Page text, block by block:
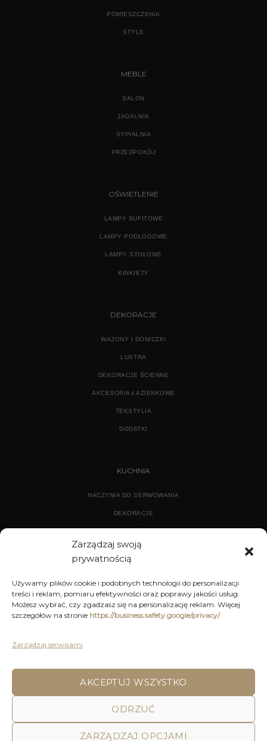
Zarządzaj swoją
prywatnością
Używamy plików cookie i podobnych technologii do personalizacji
treści i reklam, pomiaru efektywności oraz poprawy jakości usług.
Możesz wybrać, czy zgadzasz się na personalizację reklam. Więcej
szczegółów na stronie https://business.safety.google/privacy/
Zarządzaj serwisami
AKCEPTUJ WSZYSTKO
ODRZUĆ
ZARZĄDZAJ OPCJAMI
POMIESZCZENIA
STYLE
MEBLE
SALON
JADALNIA
SYPIALNIA
PRZEDPOKÓJ
OŚWIETLENIE
LAMPY SUFITOWE
LAMPY PODŁOGOWE
LAMPY STOŁOWE
KINKIETY
DEKORACJE
WAZONY I DONICZKI
LUSTRA
DEKORACJE ŚCIENNE
AKCESORIA ŁAZIENKOWE
TEKSTYLIA
DODATKI
KUCHNIA
NACZYNIA DO SERWOWANIA
DEKORACJE
DEKORACJE
KUCHNIA
POLITYKA PRYWATNOŚCI
REGULAMIN SKLEPU ON-LINE
DECOR AND YOU